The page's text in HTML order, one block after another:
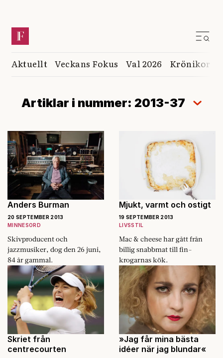
Aktuellt Veckans Fokus Val 2026 Krönikor
Artiklar i nummer: 2013-37
Anders Burman
20 SEPTEMBER 2013
MINNESORD
Skivproducent och
jazzmusiker, dog den 26 juni,
84 år gammal.
Mjukt, varmt och ostigt
19 SEPTEMBER 2013
LIVSSTIL
Mac & cheese har gått från
billig snabbmat till fin­
krogarnas kök.
Skriet från
centrecourten
»Jag får mina bästa
idéer när jag blundar«